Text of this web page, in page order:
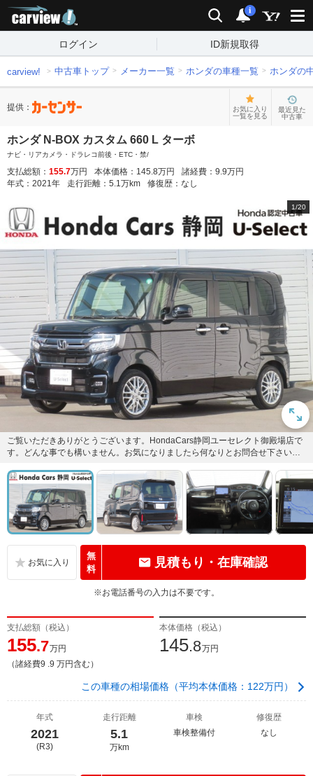
検索 通知
i
ログイン ID新規取得
carview! 中古車トップ メーカー一覧 ホンダの車種一覧 ホンダの
提供：
お気に入り
一覧を見る
最近見た
中古車
ホンダ N-BOX カスタム 660 L ターボ
ナビ・リアカメラ・ドラレコ前後・ETC・禁/
支払総額： 155.7万円 本体価格： 145.8万円 諸経費： 9.9万円
年式： 2021年 走行距離： 5.1万km 修復歴： なし
1/20
ご覧いただきありがとうございます。HondaCars静岡ユーセレクト御殿場店で
す。どんな事でも構いません。お気になりましたら何なりとお問合せ下さい。
無
料
見積もり・在庫確認
※お電話番号の入力は不要です。
支払総額（税込）
155.7万円
（諸経費9 .9 万円含む）
本体価格（税込）
145.8万円
この車種の相場価格（平均本体価格：122万円）
年式
2021
(R3)
走行距離
5.1
万km
車検
車検整備付
修復歴
なし